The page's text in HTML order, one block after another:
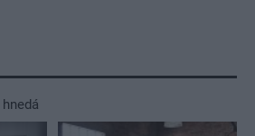
hnedá